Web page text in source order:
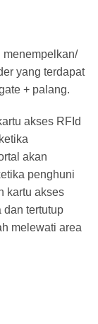
menempelkan/
yang terdapat
+ palang.
akses RFId
akan
penghuni
kartu akses
dan tertutup
melewati area